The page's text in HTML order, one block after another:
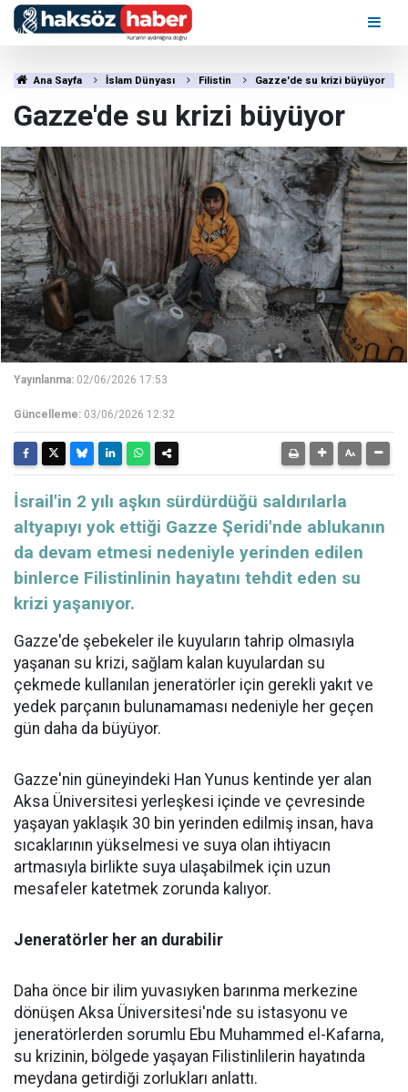
Ana Sayfa İslam Dünyası Filistin Gazze'de su krizi büyüyor
Gazze'de su krizi büyüyor
Yayınlanma: 02/06/2026 17:53
Güncelleme: 03/06/2026 12:32
İsrail'in 2 yılı aşkın sürdürdüğü saldırılarla
altyapıyı yok ettiği Gazze Şeridi'nde ablukanın
da devam etmesi nedeniyle yerinden edilen
binlerce Filistinlinin hayatını tehdit eden su
krizi yaşanıyor.
Gazze'de şebekeler ile kuyuların tahrip olmasıyla
yaşanan su krizi, sağlam kalan kuyulardan su
çekmede kullanılan jeneratörler için gerekli yakıt ve
yedek parçanın bulunamaması nedeniyle her geçen
gün daha da büyüyor.
Gazze'nin güneyindeki Han Yunus kentinde yer alan
Aksa Üniversitesi yerleşkesi içinde ve çevresinde
yaşayan yaklaşık 30 bin yerinden edilmiş insan, hava
sıcaklarının yükselmesi ve suya olan ihtiyacın
artmasıyla birlikte suya ulaşabilmek için uzun
mesafeler katetmek zorunda kalıyor.
Jeneratörler her an durabilir
Daha önce bir ilim yuvasıyken barınma merkezine
dönüşen Aksa Üniversitesi'nde su istasyonu ve
jeneratörlerden sorumlu Ebu Muhammed el-Kafarna,
su krizinin, bölgede yaşayan Filistinlilerin hayatında
meydana getirdiği zorlukları anlattı.